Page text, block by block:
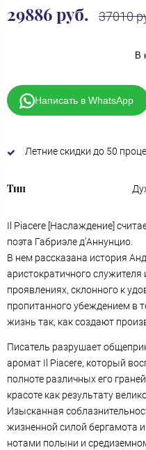
29886 руб. 37010
В
Написать в WhatsApp
Летние скидки до 50
Тип
Il Piacere [Наслаждение]
поэта Габриэле д’Аннунцио.
В нем рассказана история
аристократичного служителя
проявлениях, склонного к
пропитанного убеждением в
жизнь так, как создают
Писатель разрушает
аромат Il Piacere, который
полноте различных его
красоте как результату
Изысканная
жизненной силой бергамота
нотами полыни и